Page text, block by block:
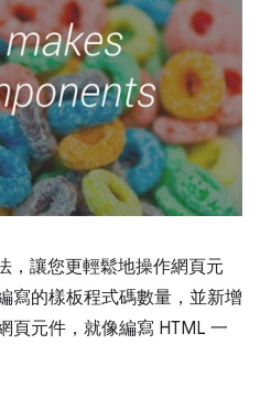
，讓您更輕鬆地操作網頁元
寫的樣板程式碼數量，並新增
頁元件，就像編寫 HTML 一